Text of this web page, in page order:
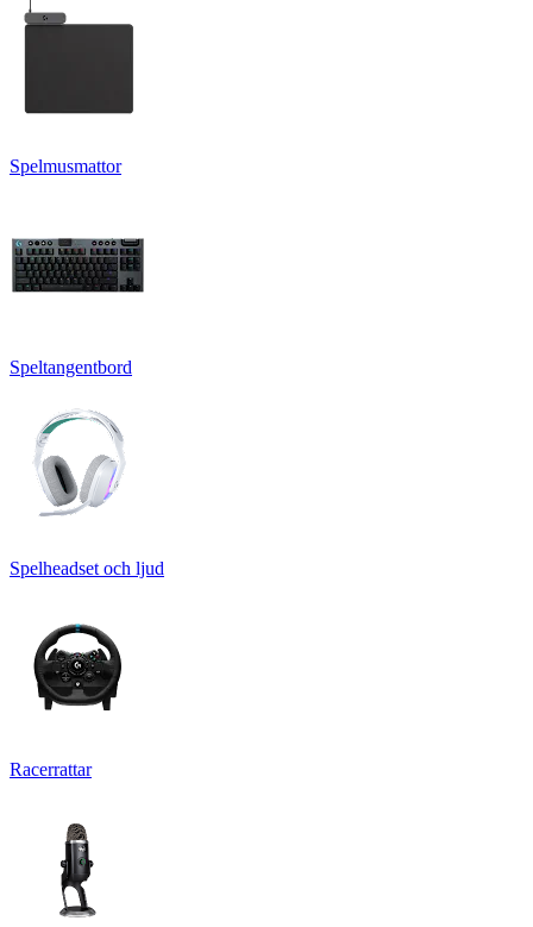
Spelmusmattor
Speltangentbord
Spelheadset och ljud
Racerrattar